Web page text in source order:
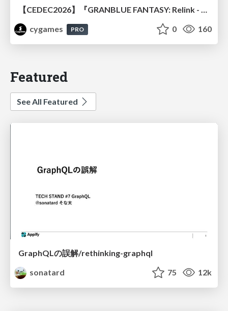
【CEDEC2026】『GRANBLUE FANTASY: Relink - Endless Ragnarok』のバトル制作事例 ～最高のキャラゲーを目指して～
cygames
PRO 0 160
Featured
See All Featured
GraphQLの誤解/rethinking-graphql
sonatard
75 12k